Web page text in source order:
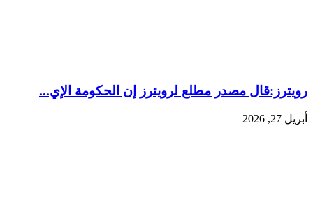
رويترز:‏قال مصدر مطلع لرويترز إن الحكومة الإي...
أبريل 27, 2026